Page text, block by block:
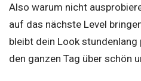
Also warum nicht
auf das nächste Level
bleibt dein Look
den ganzen Tag über schön